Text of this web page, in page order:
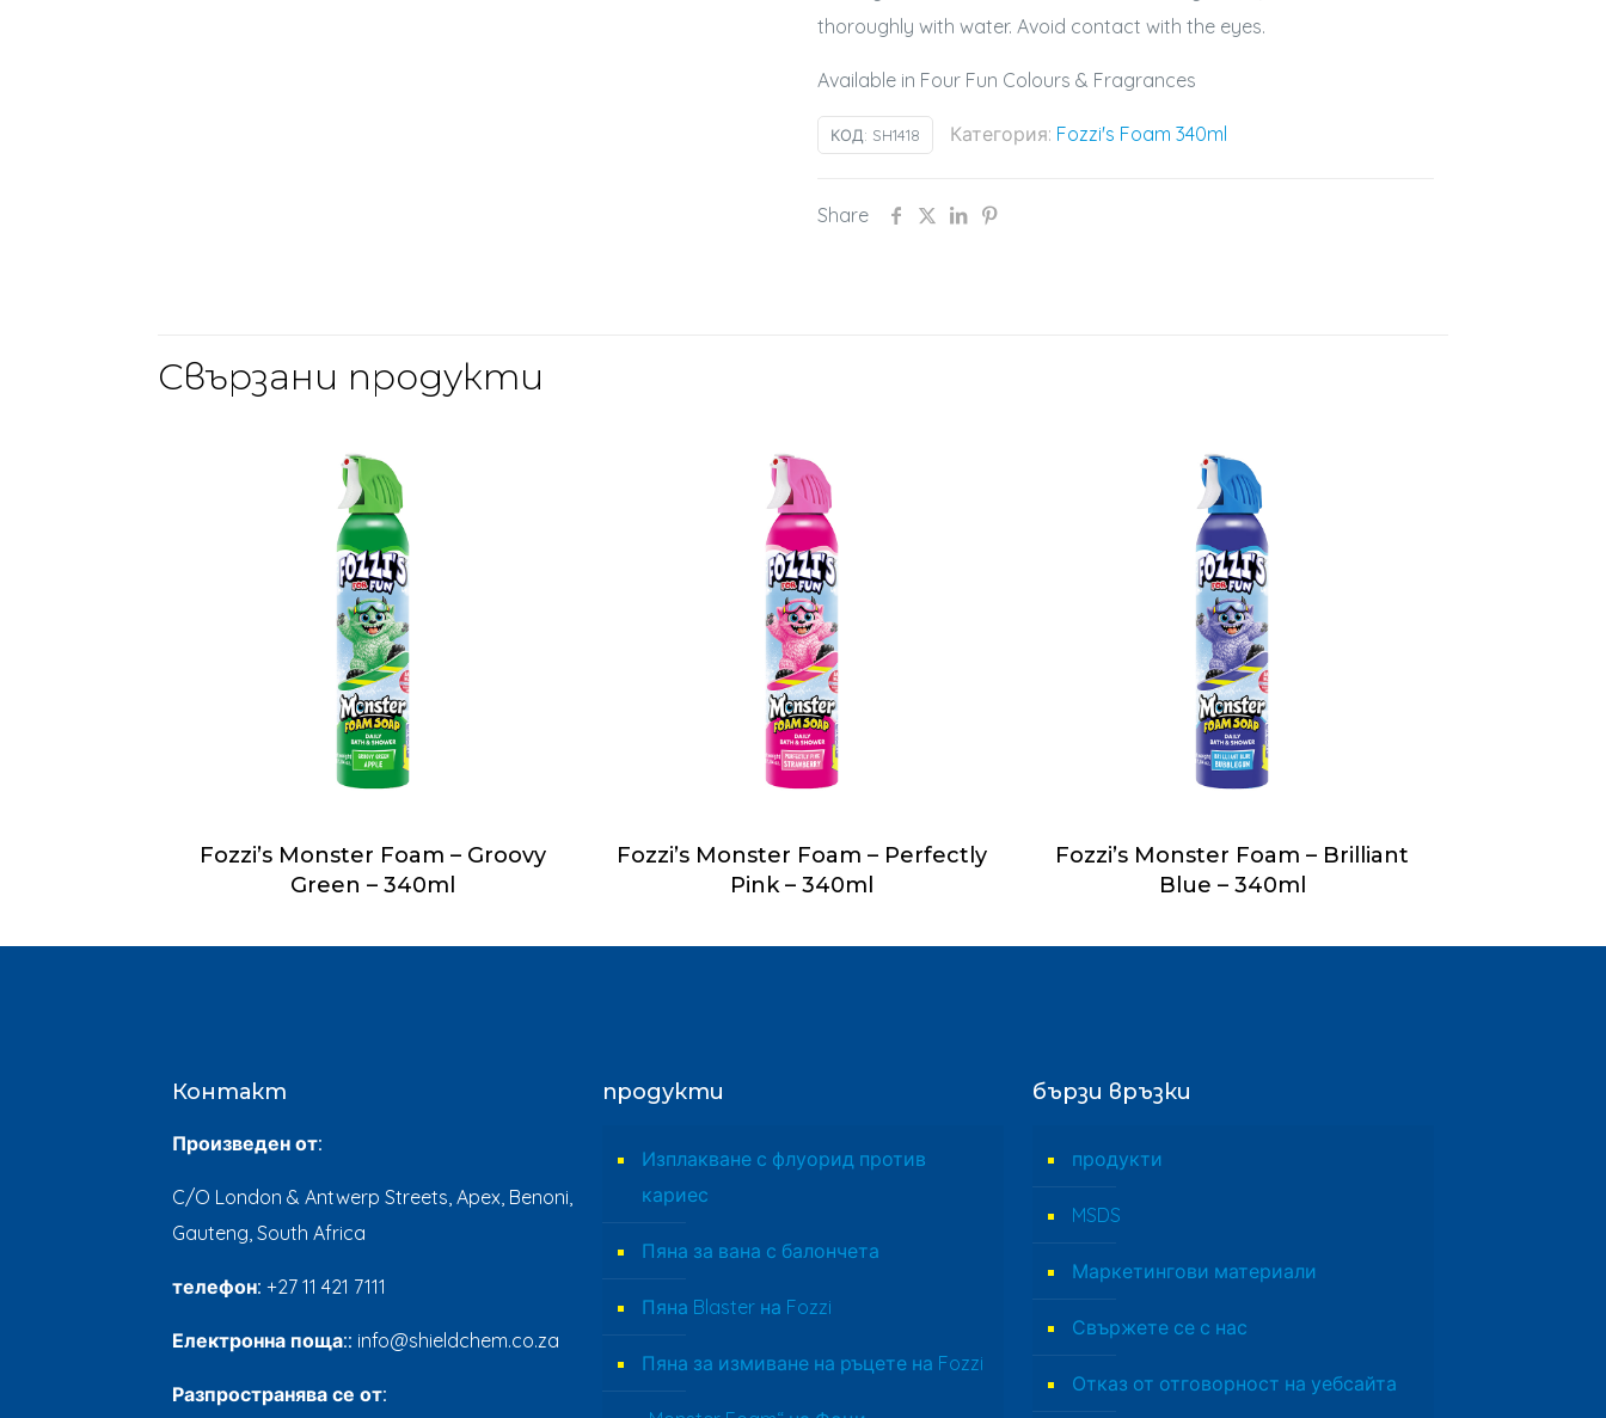
thoroughly with water. Avoid contact with the eyes.
Available in Four Fun Colours & Fragrances
КОД: SH1418 Категория: Fozzi's Foam 340ml
Share
Свързани продукти
Fozzi’s Monster Foam – Groovy
Green – 340ml
Fozzi’s Monster Foam – Perfectly
Pink – 340ml
Fozzi’s Monster Foam – Brilliant
Blue – 340ml
Контакт
Произведен от:
C/O London & Antwerp Streets, Apex, Benoni,
Gauteng, South Africa
телефон: +27 11 421 7111
Електронна поща:: info@shieldchem.co.za
Разпространява се от:
продукти
Изплакване с флуорид против
кариес
Пяна за вана с балончета
Пяна Blaster на Fozzi
Пяна за измиване на ръцете на Fozzi
бързи връзки
продукти
MSDS
Маркетингови материали
Свържете се с нас
Отказ от отговорност на уебсайта